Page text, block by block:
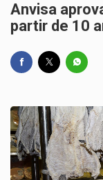
Anvisa
partir de 10